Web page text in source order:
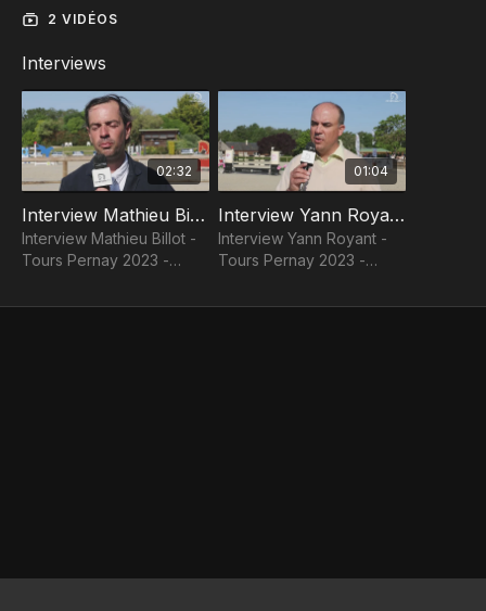
2 VIDÉOS
Interviews
02:32
Interview Mathieu Billot - Tours Pernay 2023 - Grand National de CSO
Interview Mathieu Billot -
Tours Pernay 2023 -
01:04
Interview Yann Royant - Tours Pernay 2023 - Grand National de CSO
Interview Yann Royant -
Tours Pernay 2023 -